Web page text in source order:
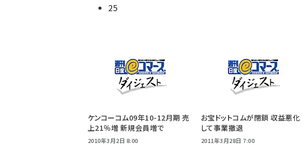
25
ケンコーコム09年10-12月期 売
上21％増 新規会員増で
2010年3月2日 8:00
お宝ドットコムが閉鎖 収益悪化
して事業撤退
2011年3月28日 7:00